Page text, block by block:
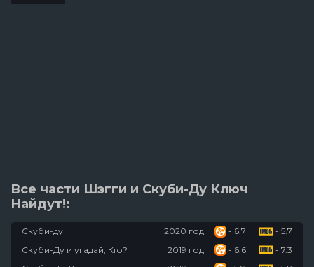
Все части Шэгги и Скуби-Ду Ключ
Найдут!:
Скуби-ду 2020 год - 6.7
- 5.7
Скуби-Ду и угадай, Кто?
2019 год - 6.6
- 7.3